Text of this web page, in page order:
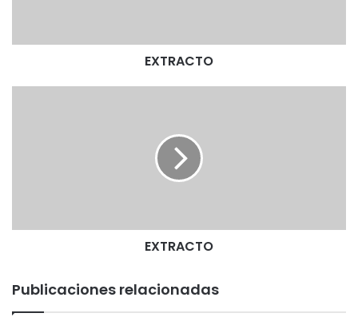
EXTRACTO
EXTRACTO
Publicaciones relacionadas